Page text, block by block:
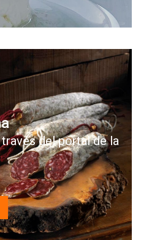
través del portal de la